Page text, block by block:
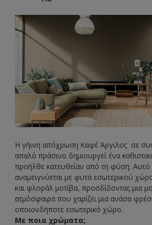
Η γήινη απόχρωση Καφέ Άργιλος σε
απαλό πράσινο δημιουργεί ένα
προήλθε κατευθείαν από τη φύση. Αυτό
αναμειγνύεται με φυτά εσωτερικού
και φλοράλ μοτίβα, προσδίδοντας μια
ατμόσφαιρα που χαρίζει μια ανάσα
οποιονδήποτε εσωτερικό χώρο.
Με ποια χρώματα;